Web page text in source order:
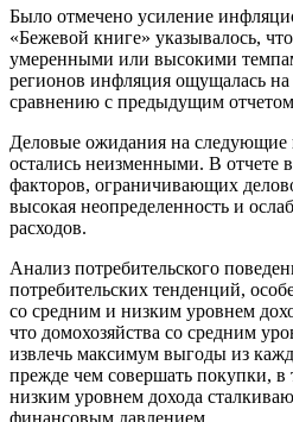
Было отмечено усиление
«Бежевой книге» указывалось,
умеренными или высокими
регионов инфляция ощущалась
сравнению с предыдущим
Деловые ожидания на следующие
остались неизменными. В отчете
факторов, ограничивающих
высокая неопределенность и
расходов.
Анализ потребительского
потребительских тенденций,
со средним и низким уровнем
что домохозяйства со средним
извлечь максимум выгоды из
прежде чем совершать покупки, в
низким уровнем дохода
финансовым давлением.